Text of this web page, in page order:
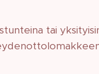
tai